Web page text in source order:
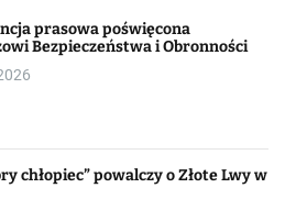
prasowa poświęcona
Bezpieczeństwa i Obronności
chłopiec” powalczy o Złote Lwy w